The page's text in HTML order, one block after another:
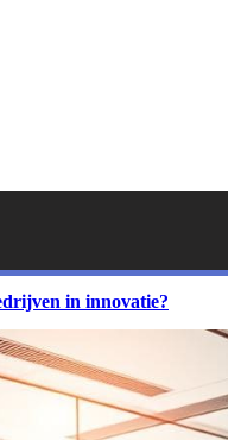
in innovatie?